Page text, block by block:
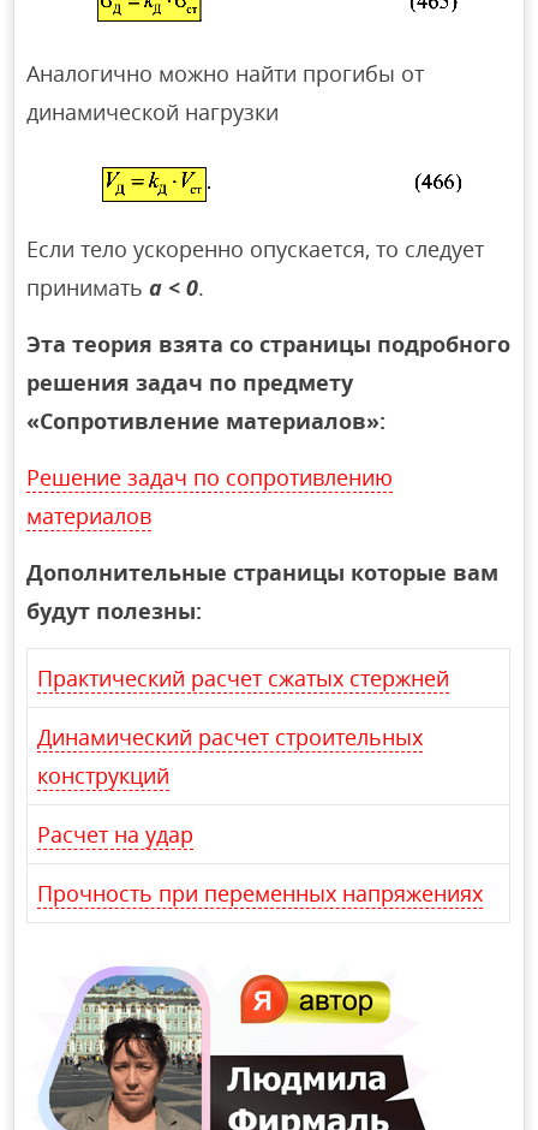
Аналогично можно найти прогибы от
динамической нагрузки
Если тело ускоренно опускается, то следует
приниматьа < 0.
Эта теория взята со страницы подробного
решения задач по предмету
«Сопротивление материалов»:
Решение задач по сопротивлению
материалов
Дополнительные страницы которые вам
будут полезны:
Практический расчет сжатых стержней
Динамический расчет строительных
конструкций
Расчет на удар
Прочность при переменных напряжениях